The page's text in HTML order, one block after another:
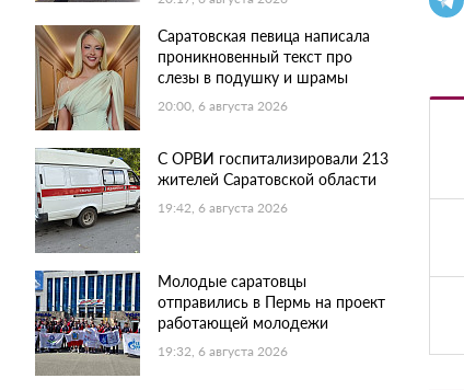
Саратовская певица написала
проникновенный текст про
слезы в подушку и шрамы
20:00, 6 августа 2026
С ОРВИ госпитализировали 213
жителей Саратовской области
19:42, 6 августа 2026
Молодые саратовцы
отправились в Пермь на проект
работающей молодежи
19:32, 6 августа 2026